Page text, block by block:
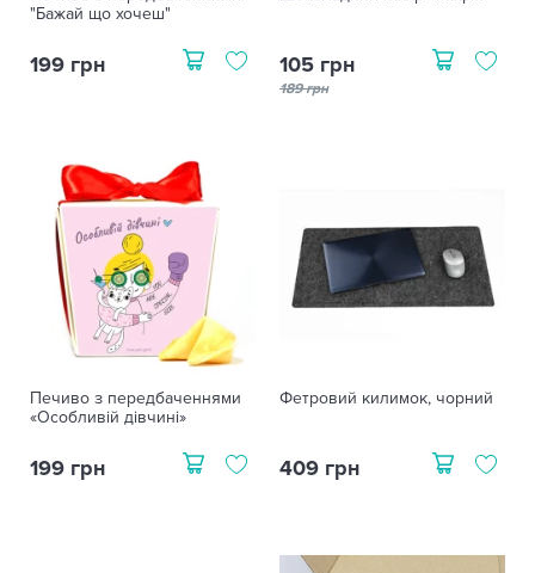
"Бажай що хочеш"
199 грн 105 грн
189 грн
Печиво з передбаченнями
«Особливій дівчині»
199 грн
Фетровий килимок, чорний
409 грн